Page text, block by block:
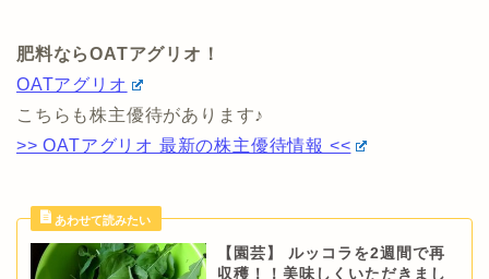
肥料ならOATアグリオ！
OATアグリオ
こちらも株主優待があります♪
>> OATアグリオ 最新の株主優待情報 <<
【園芸】 ルッコラを2週間で再
収穫！！美味しくいただきまし